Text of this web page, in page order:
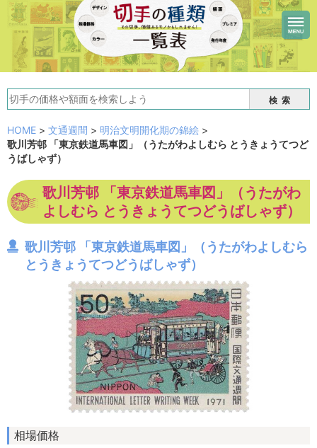
検索
HOME > 文通週間 > 明治文明開化期の錦絵 >
歌川芳邨 「東京鉄道馬車図」（うたがわよしむら とうきょうてつど
うばしゃず）
歌川芳邨 「東京鉄道馬車図」（うたがわ
よしむら とうきょうてつどうばしゃず）
歌川芳邨 「東京鉄道馬車図」（うたがわよしむら
とうきょうてつどうばしゃず）
相場価格